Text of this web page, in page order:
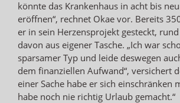
könnte das Krankenhaus in acht bis
eröffnen“, rechnet Okae vor. Bereits
er in sein Herzensprojekt gesteckt,
davon aus eigener Tasche. „Ich war
sparsamer Typ und leide deswegen
dem finanziellen Aufwand“, versichert
einer Sache habe er sich einschränken
habe noch nie richtig Urlaub gemacht.“